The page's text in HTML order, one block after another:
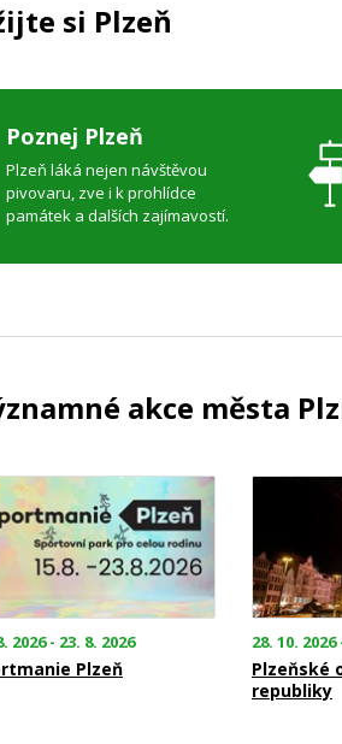
si Plzeň
Poznej Plzeň
Plzeň láká nejen návštěvou
pivovaru, zve i k prohlídce
památek a dalších zajímavostí.
akce města
2026 - 23. 8. 2026
Plzeň
28. 10. 2026
Plzeňské
republiky